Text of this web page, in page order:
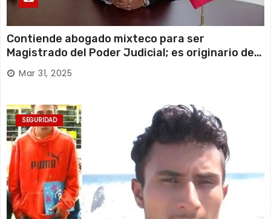
Contiende abogado mixteco para ser
Magistrado del Poder Judicial; es originario de
Huajuapan de León
Mar 31, 2025
SEGURIDAD